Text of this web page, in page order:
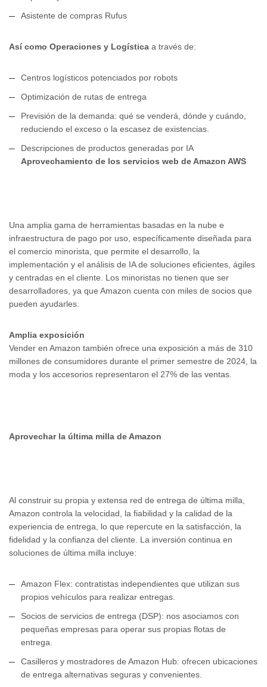
Asistente de compras Rufus
Así como Operaciones y Logística a través de:
Centros logísticos potenciados por robots
Optimización de rutas de entrega
Previsión de la demanda: qué se venderá, dónde y cuándo,
reduciendo el exceso o la escasez de existencias.
Descripciones de productos generadas por IA
Aprovechamiento de los servicios web de Amazon AWS
Una amplia gama de herramientas basadas en la nube e
infraestructura de pago por uso, específicamente diseñada para
el comercio minorista, que permite el desarrollo, la
implementación y el análisis de IA de soluciones eficientes, ágiles
y centradas en el cliente. Los minoristas no tienen que ser
desarrolladores, ya que Amazon cuenta con miles de socios que
pueden ayudarles.
Amplia exposición
Vender en Amazon también ofrece una exposición a más de 310
millones de consumidores durante el primer semestre de 2024, la
moda y los accesorios representaron el 27% de las ventas.
Aprovechar la última milla de Amazon
Al construir su propia y extensa red de entrega de última milla,
Amazon controla la velocidad, la fiabilidad y la calidad de la
experiencia de entrega, lo que repercute en la satisfacción, la
fidelidad y la confianza del cliente. La inversión continua en
soluciones de última milla incluye:
Amazon Flex: contratistas independientes que utilizan sus
propios vehículos para realizar entregas.
Socios de servicios de entrega (DSP): nos asociamos con
pequeñas empresas para operar sus propias flotas de
entrega.
Casilleros y mostradores de Amazon Hub: ofrecen ubicaciones
de entrega alternativas seguras y convenientes.